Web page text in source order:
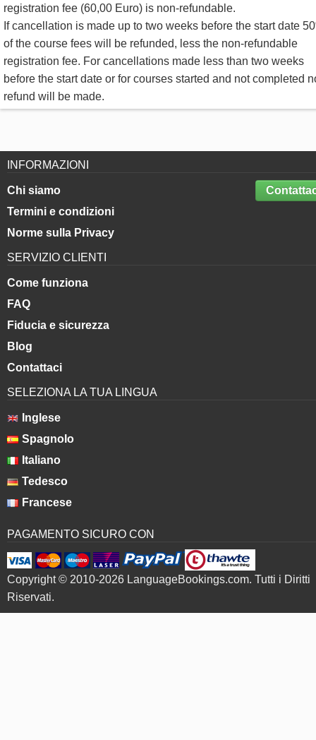
registration fee (60,00 Euro) is non-refundable.
If cancellation is made up to two weeks before the start date
of the course fees will be refunded, less the non-refundable
registration fee. For cancellations made less than two weeks
before the start date or for courses started and not completed
refund will be made.
INFORMAZIONI
Chi siamo
Termini e condizioni
Norme sulla Privacy
SERVIZIO CLIENTI
Come funziona
FAQ
Fiducia e sicurezza
Blog
Contattaci
SELEZIONA LA TUA LINGUA
Inglese
Spagnolo
Italiano
Tedesco
Francese
PAGAMENTO SICURO CON
Copyright © 2010-2026 LanguageBookings.com. Tutti i Diritti
Riservati.